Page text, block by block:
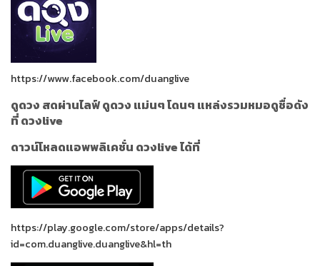
https://www.facebook.com/duanglive
ดูดวง สดผ่านไลฟ์ ดูดวง แม่นๆ โดนๆ แหล่งรวมหมอดูชื่อดัง
ที่ ดวงlive
ดาวน์โหลดแอพพลิเคชั่น ดวงlive ได้ที่
https://play.google.com/store/apps/details?
id=com.duanglive.duanglive&hl=th